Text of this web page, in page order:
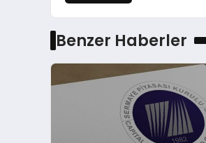
Benzer Haberler